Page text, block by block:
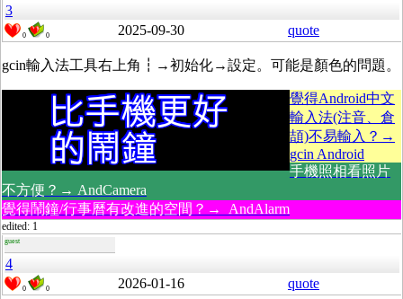
3
0 0 2025-09-30 quote
gcin輸入法工具右上角┇→初始化→設定。可能是顏色的問題。
覺得Android中文
輸入法(注音、倉
頡)不易輸入？→
gcin Android
手機照相看照片
不方便？→ AndCamera
覺得鬧鐘/行事曆有改進的空間？→ AndAlarm
edited: 1
guest
4
0 0 2026-01-16 quote